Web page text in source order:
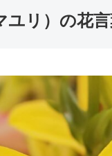
ユリ）の花